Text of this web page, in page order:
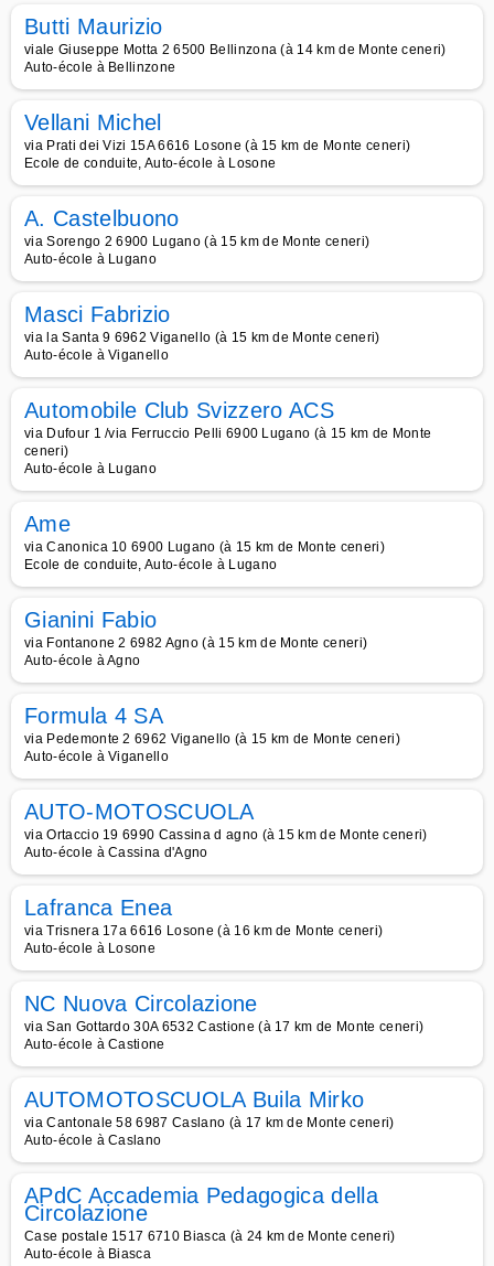
Butti Maurizio
viale Giuseppe Motta 2 6500 Bellinzona (à 14 km de Monte ceneri)
Auto-école à Bellinzone
Vellani Michel
via Prati dei Vizi 15A 6616 Losone (à 15 km de Monte ceneri)
Ecole de conduite, Auto-école à Losone
A. Castelbuono
via Sorengo 2 6900 Lugano (à 15 km de Monte ceneri)
Auto-école à Lugano
Masci Fabrizio
via la Santa 9 6962 Viganello (à 15 km de Monte ceneri)
Auto-école à Viganello
Automobile Club Svizzero ACS
via Dufour 1 /via Ferruccio Pelli 6900 Lugano (à 15 km de Monte
ceneri)
Auto-école à Lugano
Ame
via Canonica 10 6900 Lugano (à 15 km de Monte ceneri)
Ecole de conduite, Auto-école à Lugano
Gianini Fabio
via Fontanone 2 6982 Agno (à 15 km de Monte ceneri)
Auto-école à Agno
Formula 4 SA
via Pedemonte 2 6962 Viganello (à 15 km de Monte ceneri)
Auto-école à Viganello
AUTO-MOTOSCUOLA
via Ortaccio 19 6990 Cassina d agno (à 15 km de Monte ceneri)
Auto-école à Cassina d'Agno
Lafranca Enea
via Trisnera 17a 6616 Losone (à 16 km de Monte ceneri)
Auto-école à Losone
NC Nuova Circolazione
via San Gottardo 30A 6532 Castione (à 17 km de Monte ceneri)
Auto-école à Castione
AUTOMOTOSCUOLA Buila Mirko
via Cantonale 58 6987 Caslano (à 17 km de Monte ceneri)
Auto-école à Caslano
APdC Accademia Pedagogica della
Circolazione
Case postale 1517 6710 Biasca (à 24 km de Monte ceneri)
Auto-école à Biasca